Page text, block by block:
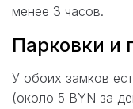
менее 3 часов.
Парковки и
У обоих замков
(около 5 BYN за